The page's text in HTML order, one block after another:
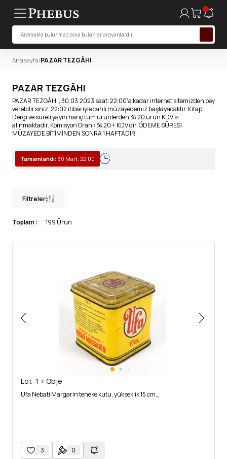
Anasayfa/PAZAR TEZGÂHI
PAZAR TEZGÂHI
PAZAR TEZGÂHI , 30.03.2023 saat: 22:00'a kadar internet sitemizden pey
verebilirsiniz. 22:02 itibariyle canlı müzayedemiz başlayacaktır. Kitap,
Dergi ve süreli yayın hariç tüm ürünlerden % 20 ürün KDV'si
alınmaktadır. Komisyon Oranı: % 20 + KDV'dir. ÖDEME SÜRESİ
MÜZAYEDE BİTİMİNDEN SONRA 1 HAFTADIR.
Tamamlandı: 30 Mart, 22:00
Filtreler
Toplam : 199 Ürün
Lot: 1 > Obje
Ufa Nebati Margarin teneke kutu, yükseklik 15 cm…
3 0